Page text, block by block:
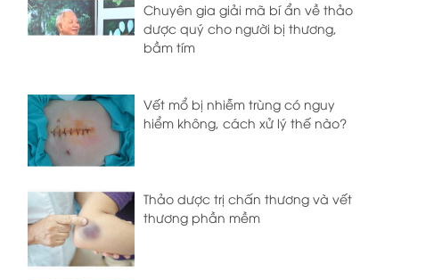
Chuyên gia giải mã bí ẩn về thảo
dược quý cho người bị thương,
bầm tím
Vết mổ bị nhiễm trùng có nguy
hiểm không, cách xử lý thế nào?
Thảo dược trị chấn thương và vết
thương phần mềm